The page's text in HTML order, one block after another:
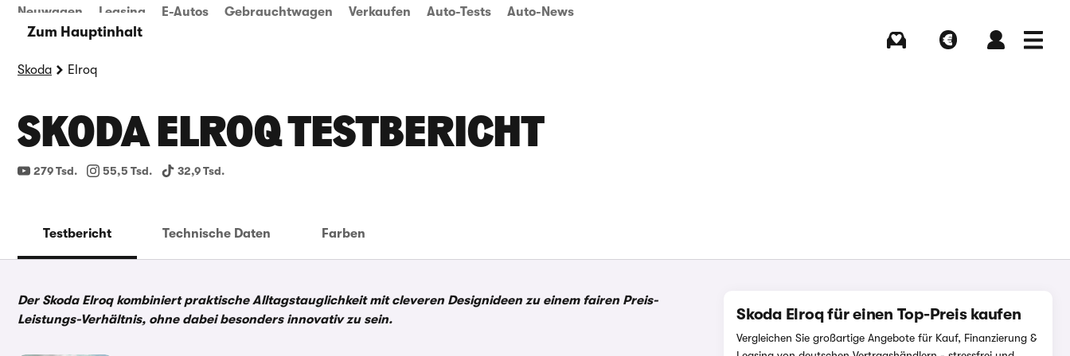
Zum Hauptinhalt
Neuwagen Leasing E-Autos Gebrauchtwagen Verkaufen Auto-Tests Auto-News
Skoda Elroq
SKODA ELROQ TESTBERICHT
279 Tsd. 55,5 Tsd. 32,9 Tsd.
Testbericht Technische Daten Farben
Der Skoda Elroq kombiniert praktische Alltagstauglichkeit mit cleveren Designideen zu einem fairen Preis-
Leistungs-Verhältnis, ohne dabei besonders innovativ zu sein.
Skoda Elroq für einen Top-Preis kaufen
Vergleichen Sie großartige Angebote für Kauf, Finanzierung &